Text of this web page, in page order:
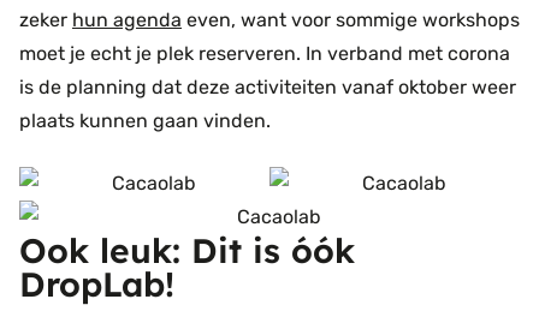
zeker hun agenda even, want voor sommige workshops
moet je echt je plek reserveren. In verband met corona
is de planning dat deze activiteiten vanaf oktober weer
plaats kunnen gaan vinden.
Ook leuk: Dit is óók
DropLab!